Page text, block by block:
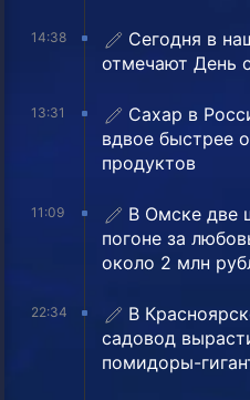
14:38
Сегодня в
отмечают День
13:31
Сахар в
вдвое быстрее
продуктов
11:09
В Омске две
погоне за
около 2 млн
22:34
В
садовод
помидоры-